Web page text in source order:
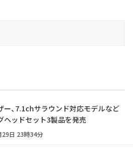
ー、7.1chサラウンド対応モデルなど
ヘッドセット3製品を発売
29日 23時34分